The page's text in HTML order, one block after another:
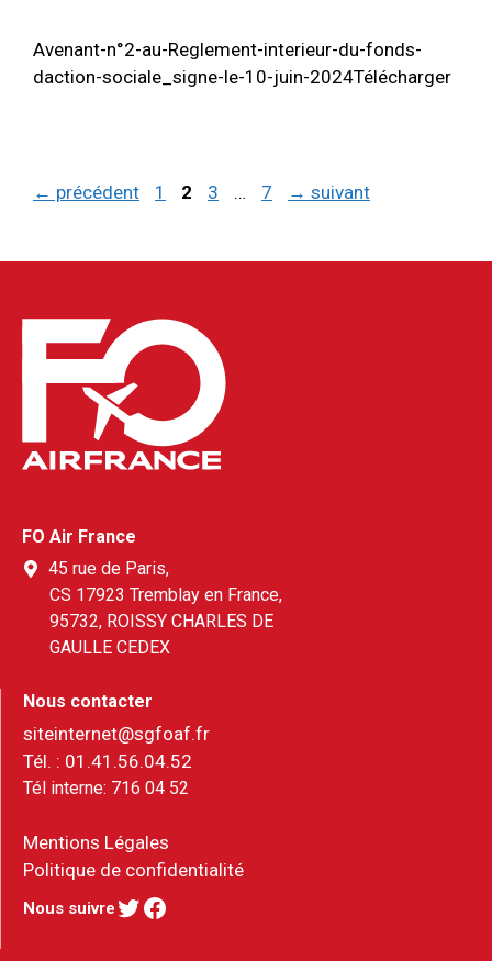
Avenant-n°2-au-Reglement-interieur-du-fonds-
daction-sociale_signe-le-10-juin-2024Télécharger
← précédent Page
1 Page
2 Page
3 … Page
7 → suivant
FO Air France
45 rue de Paris,
CS 17923 Tremblay en France,
95732, ROISSY CHARLES DE
GAULLE CEDEX
Nous contacter
siteinternet@sgfoaf.fr
Tél. : 01.41.56.04.52
Tél interne: 716 04 52
Mentions Légales
Politique de confidentialité
Twitter
Facebook